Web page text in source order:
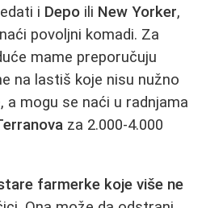
i Depo ili New Yorker,
povoljni komadi. Za
mame preporučuju
na lastiš koje nisu nužno
a mogu se naći u radnjama
za 2.000-4.000
farmerke koje više ne